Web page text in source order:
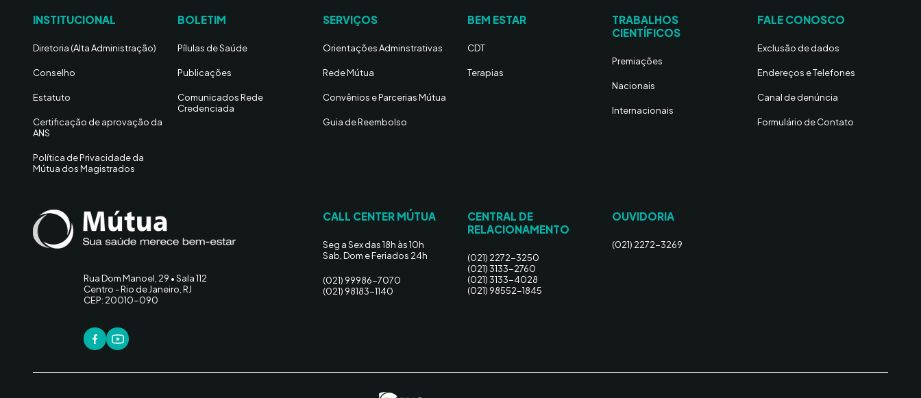
INSTITUCIONAL
Diretoria (Alta Administração)
Conselho
Estatuto
Certificação de aprovação da
ANS
Política de Privacidade da
Mútua dos Magistrados
BOLETIM
Pílulas de Saúde
Publicações
Comunicados Rede
Credenciada
SERVIÇOS
Orientações Adminstrativas
Rede Mútua
Convênios e Parcerias Mútua
Guia de Reembolso
BEM ESTAR
CDT
Terapias
TRABALHOS
CIENTÍFICOS
Premiações
Nacionais
Internacionais
FALE CONOSCO
Exclusão de dados
Endereços e Telefones
Canal de denúncia
Formulário de Contato
Rua Dom Manoel, 29 • Sala 112
Centro - Rio de Janeiro, RJ
CEP: 20010-090
CALL CENTER MÚTUA
Seg a Sex das 18h às 10h
Sab, Dom e Feriados 24h
(021) 99986-7070
(021) 98183-1140
CENTRAL DE
RELACIONAMENTO
(021) 2272-3250
(021) 3133-2760
(021) 3133-4028
(021) 98552-1845
OUVIDORIA
(021) 2272-3269